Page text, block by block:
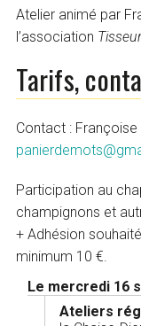
Atelier animé par
l’association
Tarifs,
Contact :
Participation au
champignons et
+ Adhésion
minimum 10 €.
Le mercredi 16
Ateliers